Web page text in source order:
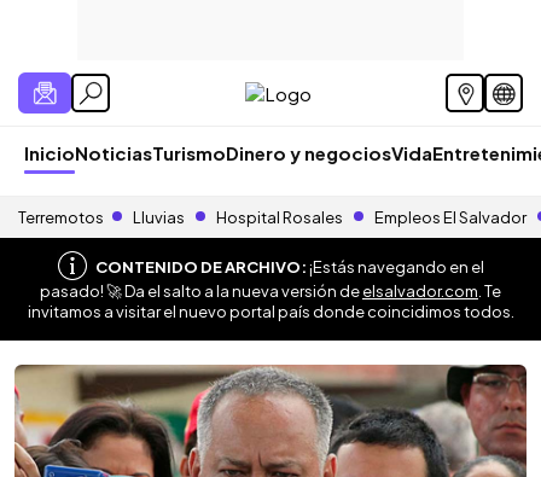
InicioNoticiasTurismoDinero y negociosVida
Terremotos Lluvias Hospital Rosales Empleos El Salvador
CONTENIDO DE ARCHIVO:¡Estás navegando en el
pasado! 🚀 Da el salto a la nueva versión deelsalvador.com . Te
invitamos a visitar el nuevo portal país donde coincidimos todos.